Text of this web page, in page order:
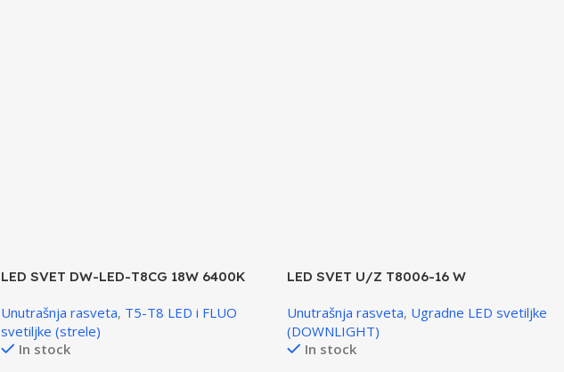
LED SVET DW-LED-T8CG 18W 6400K
Unutrašnja rasveta, T5-T8 LED i FLUO
svetiljke (strele)
In stock
LED SVET U/Z T8006-16 W
Unutrašnja rasveta, Ugradne LED svetiljke
(DOWNLIGHT)
In stock